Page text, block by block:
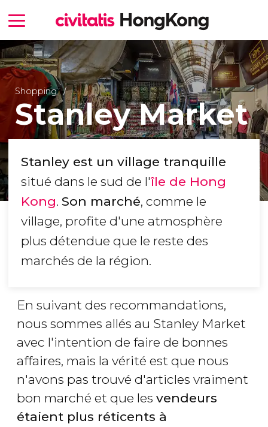
Shopping
Stanley Market
Stanley est un village tranquille
situé dans le sud de l'île de Hong
Kong. Son marché, comme le
village, profite d'une atmosphère
plus détendue que le reste des
marchés de la région.
En suivant des recommandations,
nous sommes allés au Stanley Market
avec l'intention de faire de bonnes
affaires, mais la vérité est que nous
n'avons pas trouvé d'articles vraiment
bon marché et que les vendeurs
étaient plus réticents à